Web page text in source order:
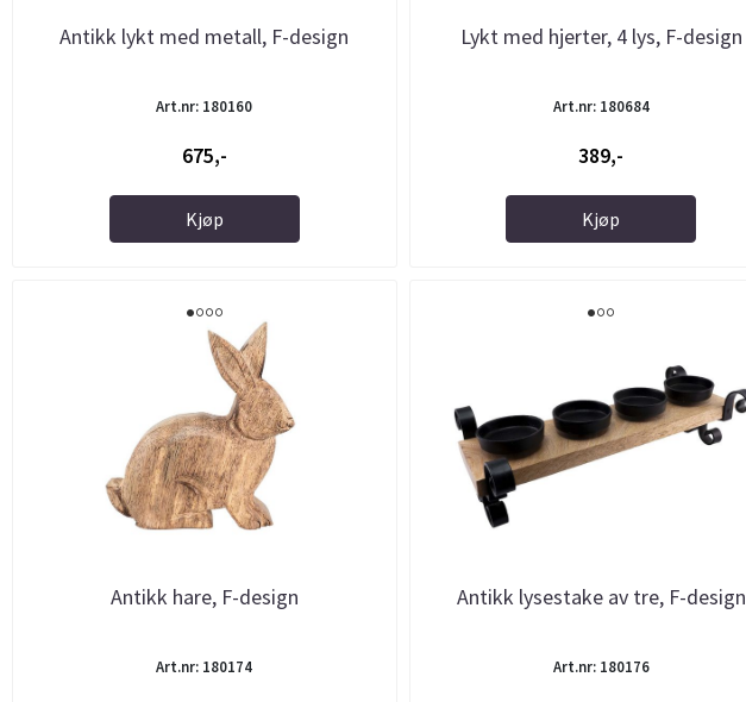
Antikk lykt med metall, F-design
Art.nr: 180160
675,-
Kjøp
Lykt med hjerter, 4 lys, F-design
Art.nr: 180684
389,-
Kjøp
Antikk hare, F-design
Art.nr: 180174
Antikk lysestake av tre, F-design
Art.nr: 180176